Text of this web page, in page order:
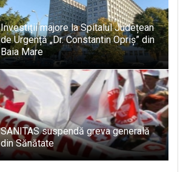
Investiții majore la Spitalul Județean
de Urgență „Dr. Constantin Opriș” din
Baia Mare
SANITAS suspendă greva generală
din Sănătate